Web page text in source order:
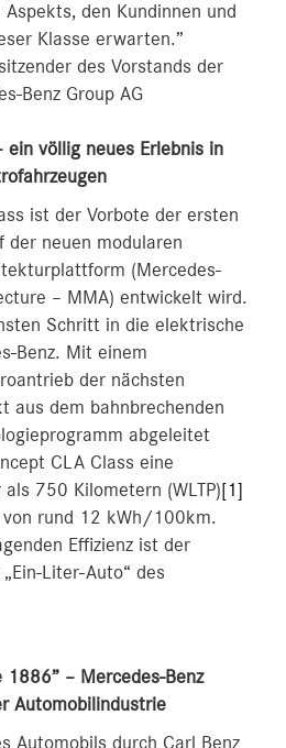
den Kundinnen und
Klasse erwarten.”
des Vorstands der
Benz Group AG
ein völlig neues Erlebnis in
ist der Vorbote der ersten
der neuen modularen
(Mercedes-
– MMA) entwickelt wird.
Schritt in die elektrische
Benz. Mit einem
der nächsten
aus dem bahnbrechenden
abgeleitet
CLA Class eine
750 Kilometern (WLTP)[1]
von rund 12 kWh/100km.
Effizienz ist der
Liter-Auto“ des
1886” – Mercedes-Benz
Automobilindustrie
Automobils durch Carl Benz